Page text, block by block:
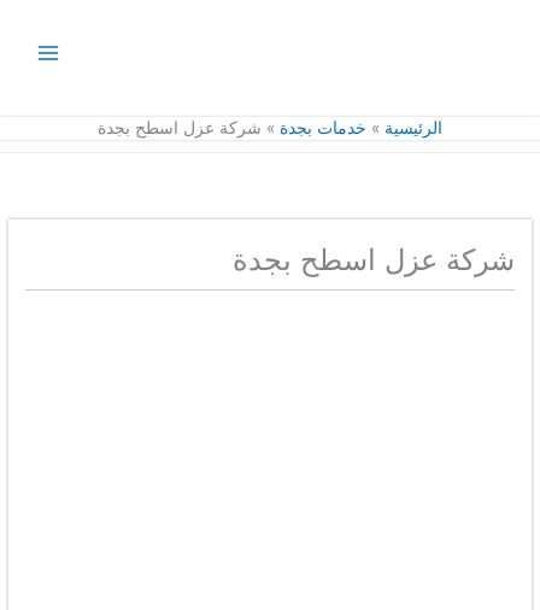
الرئيسية خدمات بجدة شركة عزل اسطح بجدة
شركة عزل اسطح بجدة